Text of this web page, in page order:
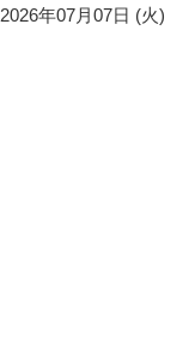
2026年07月07日 (火)